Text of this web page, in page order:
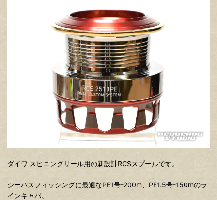
ダイワ スピニングリール用の新設計RCSスプールです。
シーバスフィッシングに最適なPE1号-200m、PE1.5号-150mのラ
インキャパ。